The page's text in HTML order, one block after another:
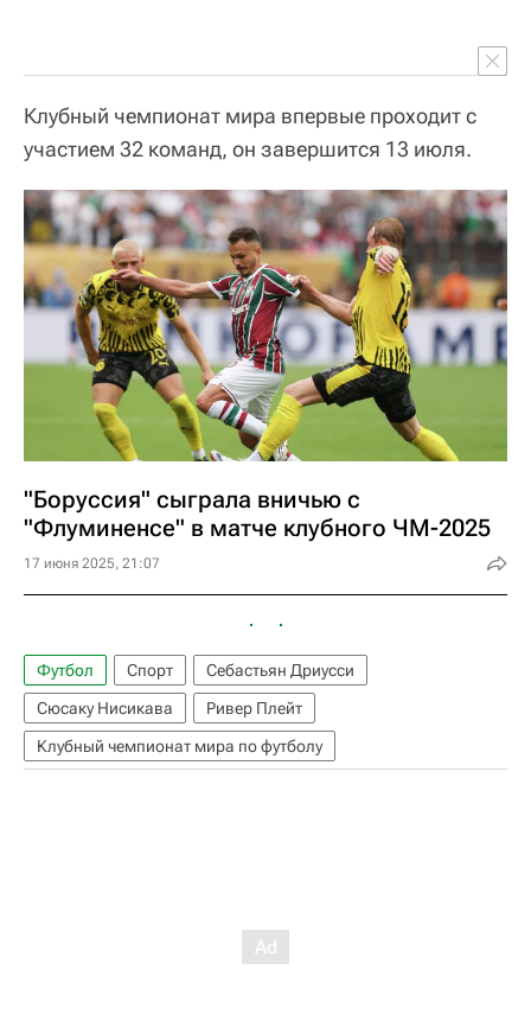
Клубный чемпионат мира впервые проходит с
участием 32 команд, он завершится 13 июля.
"Боруссия" сыграла вничью с
"Флуминенсе" в матче клубного ЧМ-2025
17 июня 2025, 21:07
Футбол Спорт
Себастьян Дриусси
Сюсаку Нисикава
Ривер Плейт
Клубный чемпионат мира по футболу